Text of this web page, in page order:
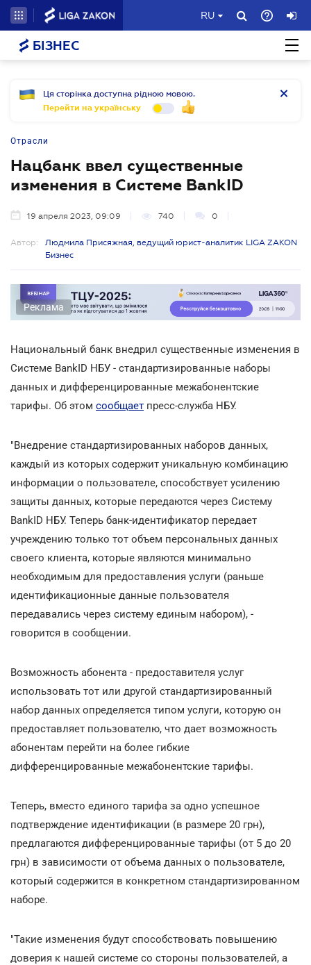
RU
БІЗНЕС
Ця сторінка доступна рідною мовою.
Перейти на українську
Отрасли
Нацбанк ввел существенные
изменения в Системе BankID
19 апреля 2023, 09:09 740 0
Автор:
Людмила Присяжная, ведущий юрист-аналитик LIGA ZAKON
Бизнес
Реклама
Национальный банк внедрил существенные изменения в
Системе BankID НБУ - стандартизированные наборы
данных и дифференцированные межабонентские
тарифы. Об этом сообщает пресс-служба НБУ.
"Внедрение стандартизированных наборов данных,
каждый из которых содержит уникальную комбинацию
информации о пользователе, способствует усилению
защиты данных, которые передаются через Систему
BankID НБУ. Теперь банк-идентификатор передает
учреждению только тот объем персональных данных
своего клиента, которые являются минимально
необходимым для предоставления услуги (раньше
идентификационные данные пользователя
передавались через систему единым набором), -
говорится в сообщении.
Возможность абонента - предоставителя услуг
использовать тот или другой стандартизированный
набор данных определяется типом услуги, которую он
предоставляет пользователю, что дает возможность
абонентам перейти на более гибкие
дифференцированные межабонентские тарифы.
Теперь, вместо единого тарифа за одно успешное
подтверждение идентификации (в размере 20 грн),
предлагаются дифференцированные тарифы (от 5 до 20
грн) в зависимости от объема данных о пользователе,
который содержится в конкретном стандартизированном
наборе.
"Такие изменения будут способствовать повышению
доверия к нашей системе со стороны пользователей, а